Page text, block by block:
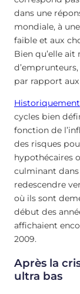
dans une
mondiale, à
faible et aux
Bien qu’elle
par rapport
Historiquement
cycles bien
fonction de
des risques
hypothécaires
culminant dans
redescendre
où ils sont
début des
affichaient
2009.
Après la
ultra bas